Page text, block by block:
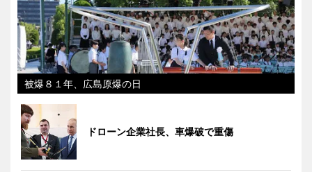
被爆８１年、広島原爆の日
ドローン企業社長、車爆破で重傷